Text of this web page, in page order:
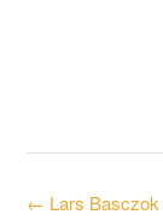
Post
← Lars Basczok